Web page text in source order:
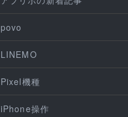
povo
LINEMO
Pixel機種
iPhone操作